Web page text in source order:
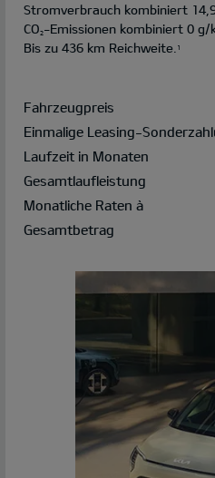
Stromverbrauch kombiniert
CO2-Emissionen kombiniert 0 g/
Bis zu 436 km Reichweite. 1
Fahrzeugpreis
Einmalige Leasing-
Laufzeit in Monaten
Gesamtlaufleistung
Monatliche Raten à
Gesamtbetrag